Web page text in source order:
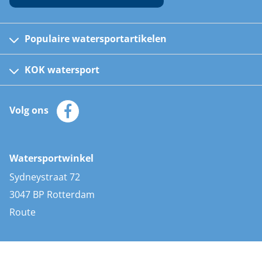
Populaire watersportartikelen
Kinder reddingsvesten
Automatische reddingsvesten
Zeilkleding
Zonnepanelen
AIS transponders
Stootwillen en fenders
Bootkussens
Zwemtrappen
KOK watersport
Klantenservice
Merken
Volg ons
Watersportwinkel
Sydneystraat 72
3047 BP Rotterdam
Route